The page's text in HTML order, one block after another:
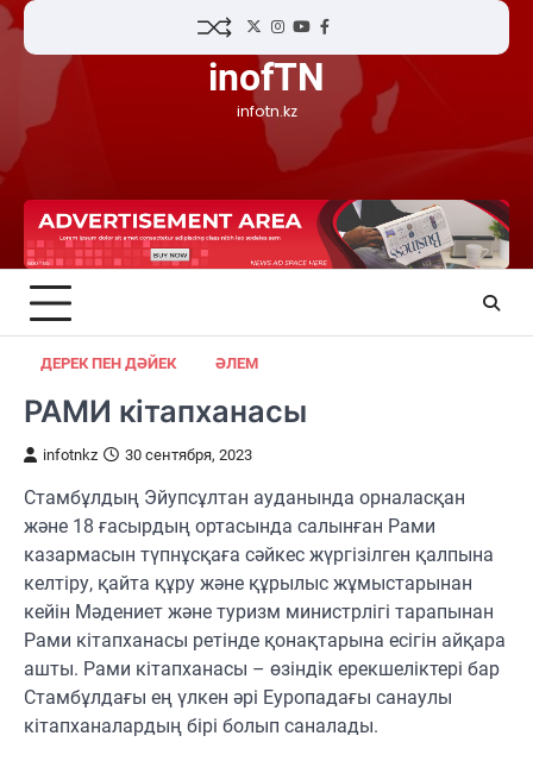
Skip
content
TwitterInstagram
YouTubeFacebook
inofTN
infotn.kz
ДЕРЕК ПЕН ДӘЙЕК ӘЛЕМ
РАМИ кітапханасы
infotnkz 30 сентября, 2023
Стамбұлдың Эйупсұлтан ауданында орналасқан
және 18 ғасырдың ортасында салынған Рами
казармасын түпнұсқаға сәйкес жүргізілген қалпына
келтіру, қайта құру және құрылыс жұмыстарынан
кейін Мәдениет және туризм министрлігі тарапынан
Рами кітапханасы ретінде қонақтарына есігін айқара
ашты. Рами кітапханасы – өзіндік ерекшеліктері бар
Стамбұлдағы ең үлкен әрі Еуропадағы санаулы
кітапханалардың бірі болып саналады.